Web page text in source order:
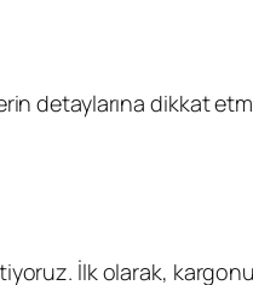
detaylarına dikkat
İlk olarak,